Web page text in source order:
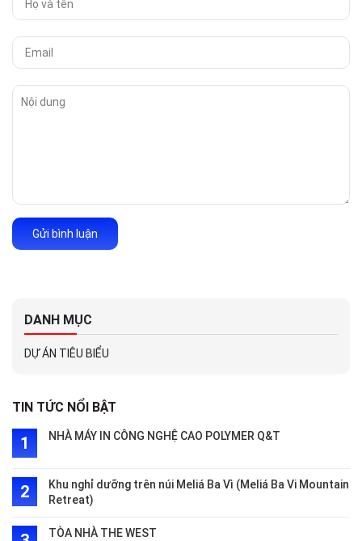
Gửi bình luận
DANH MỤC
DỰ ÁN TIÊU BIỂU
TIN TỨC NỔI BẬT
NHÀ MÁY IN CÔNG NGHỆ CAO POLYMER Q&T
Khu nghỉ dưỡng trên núi Meliá Ba Vì (Meliá Ba Vi Mountain
Retreat)
TÒA NHÀ THE WEST